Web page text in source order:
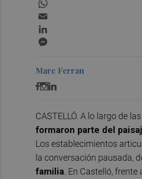
Marc Ferran
CASTELLÓ. A lo largo de
formaron parte del
Los establecimientos
la conversación pausada,
familia. En Castelló,